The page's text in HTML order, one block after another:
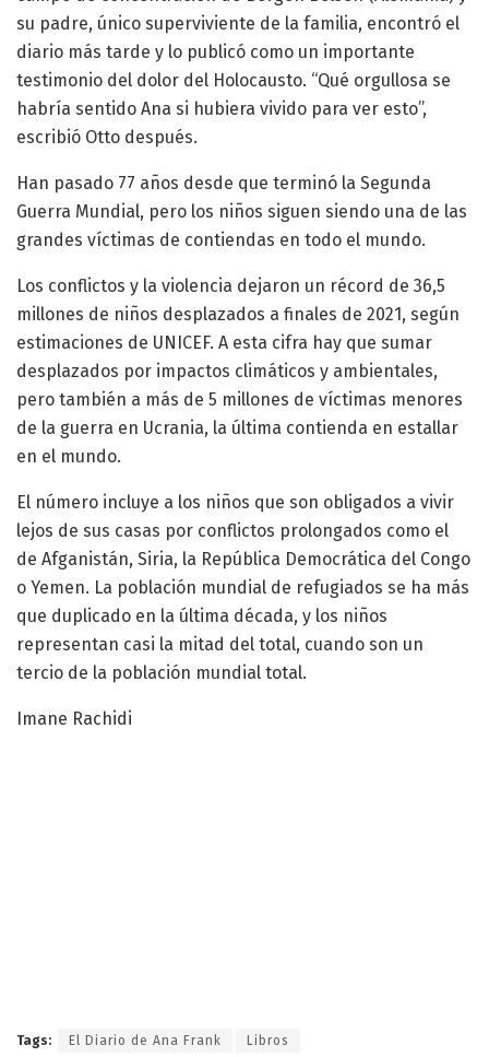
su padre, único superviviente de la familia, encontró el
diario más tarde y lo publicó como un importante
testimonio del dolor del Holocausto. “Qué orgullosa se
habría sentido Ana si hubiera vivido para ver esto”,
escribió Otto después.
Han pasado 77 años desde que terminó la Segunda
Guerra Mundial, pero los niños siguen siendo una de las
grandes víctimas de contiendas en todo el mundo.
Los conflictos y la violencia dejaron un récord de 36,5
millones de niños desplazados a finales de 2021, según
estimaciones de UNICEF. A esta cifra hay que sumar
desplazados por impactos climáticos y ambientales,
pero también a más de 5 millones de víctimas menores
de la guerra en Ucrania, la última contienda en estallar
en el mundo.
El número incluye a los niños que son obligados a vivir
lejos de sus casas por conflictos prolongados como el
de Afganistán, Siria, la República Democrática del Congo
o Yemen. La población mundial de refugiados se ha más
que duplicado en la última década, y los niños
representan casi la mitad del total, cuando son un
tercio de la población mundial total.
Imane Rachidi
Tags: El Diario de Ana Frank Libros